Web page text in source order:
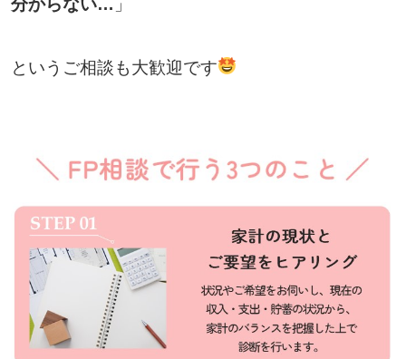
というご相談も大歓迎です